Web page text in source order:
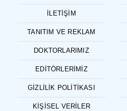
İLETIŞIM
TANITIM VE REKLAM
DOKTORLARIMIZ
EDITÖRLERIMIZ
GIZLILIK POLITIKASI
KIŞISEL VERILER